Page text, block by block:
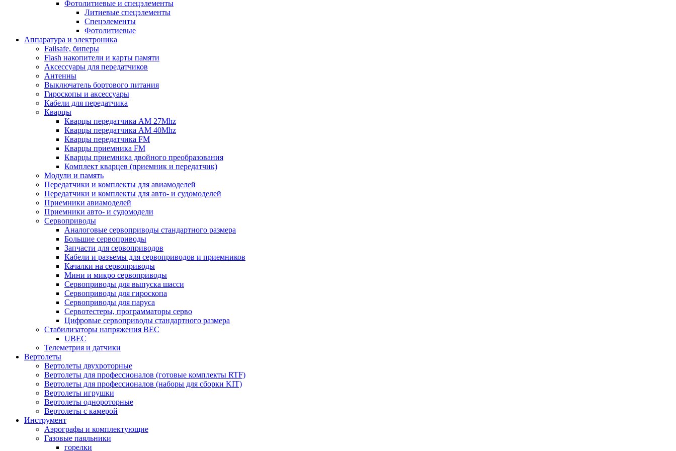
Фотолитиевые и спецэлементы
Литиевые спецэлементы
Спецэлементы
Фотолитиевые
Аппаратура и электроника
Failsafe, биперы
Flash накопители и карты памяти
Аксессуары для передатчиков
Антенны
Выключатель бортового питания
Гироскопы и аксессуары
Кабели для передатчика
Кварцы
Кварцы передатчика AM 27Mhz
Кварцы передатчика AM 40Mhz
Кварцы передатчика FM
Кварцы приемника FM
Кварцы приемника двойного преобразования
Комплект кварцев (приемник и передатчик)
Модули и память
Передатчики и комплекты для авиамоделей
Передатчики и комплекты для авто- и судомоделей
Приемники авиамоделей
Приемники авто- и судомодели
Сервоприводы
Аналоговые сервоприводы стандартного размера
Большие сервоприводы
Запчасти для сервоприводов
Кабели и разъемы для сервоприводов и приемников
Качалки на сервоприводы
Мини и микро сервоприводы
Сервоприводы для выпуска шасси
Сервоприводы для гироскопа
Сервоприводы для паруса
Сервотестеры, программаторы серво
Цифровые сервоприводы стандартного размера
Стабилизаторы напряжения BEC
UBEC
Телеметрия и датчики
Вертолеты
Вертолеты двухроторные
Вертолеты для профессионалов (готовые комплекты RTF)
Вертолеты для профессионалов (наборы для сборки KIT)
Вертолеты игрушки
Вертолеты однороторные
Вертолеты с камерой
Инструмент
Аэрографы и комплектующие
Газовые паяльники
горелки